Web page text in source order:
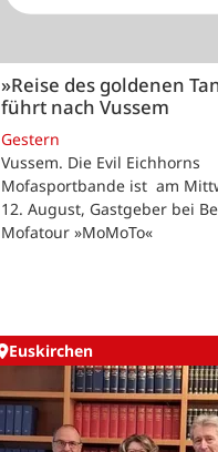
»Reise des goldenen
führt nach Vussem
Gestern
Vussem. Die Evil Eichhorns
Mofasportbande ist am
12. August, Gastgeber bei
Mofatour »MoMoTo«
Euskirchen